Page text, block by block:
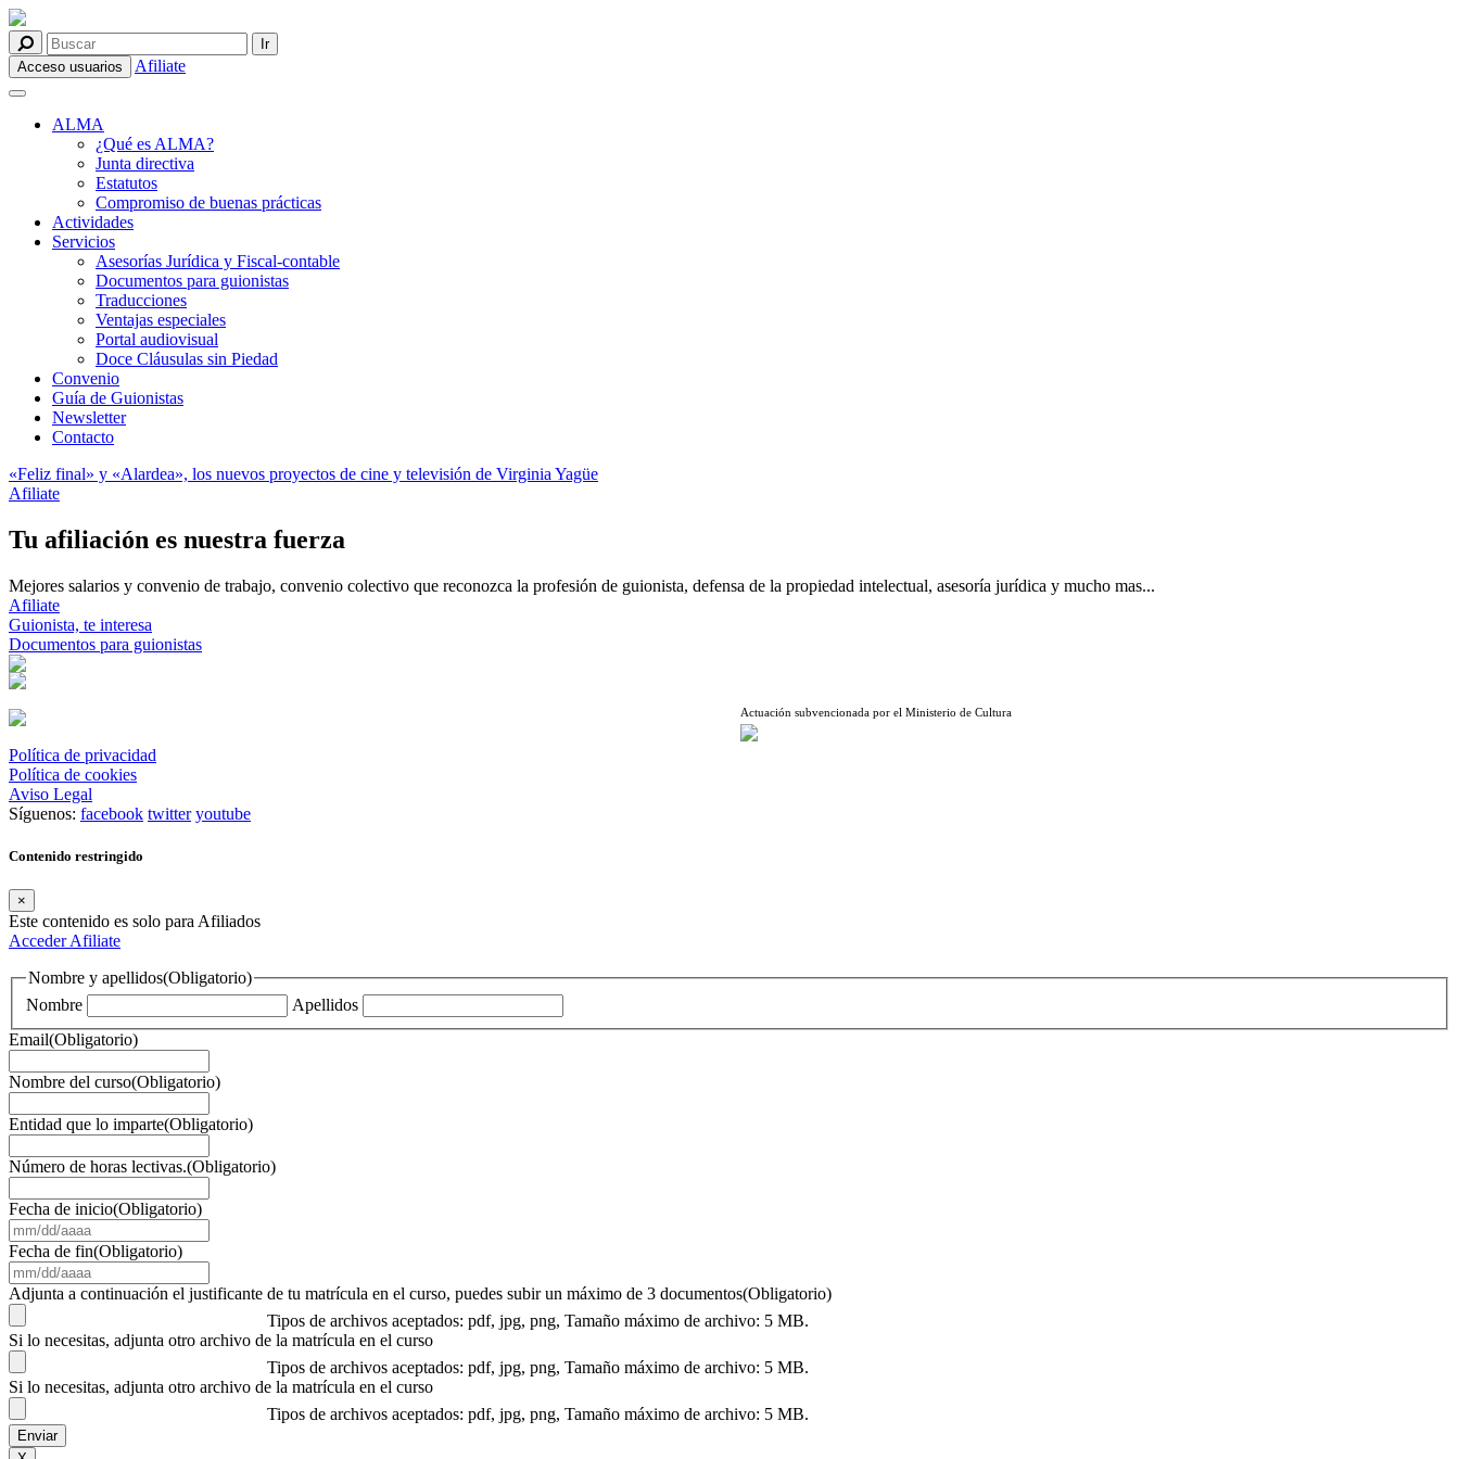
Acceso usuarios Afiliate
ALMA
¿Qué es ALMA?
Junta directiva
Estatutos
Compromiso de buenas prácticas
Actividades
Servicios
Asesorías Jurídica y Fiscal-contable
Documentos para guionistas
Traducciones
Ventajas especiales
Portal audiovisual
Doce Cláusulas sin Piedad
Convenio
Guía de Guionistas
Newsletter
Contacto
«Feliz final» y «Alardea», los nuevos proyectos de cine y televisión de Virginia Yagüe
Afiliate
Tu afiliación es nuestra fuerza
Mejores salarios y convenio de trabajo, convenio colectivo que reconozca la profesión de guionista, defensa de la propiedad intelectual, asesoría jurídica y mucho mas...
Afiliate
Guionista, te interesa
Documentos para guionistas
Actuación subvencionada por el Ministerio de Cultura
Política de privacidad
Política de cookies
Aviso Legal
Síguenos: facebook twitter youtube
Contenido restringido
×
Este contenido es solo para Afiliados
AccederAfiliate
Nombre y apellidos(Obligatorio)
Nombre
Apellidos
Email(Obligatorio)
Nombre del curso(Obligatorio)
Entidad que lo imparte(Obligatorio)
Número de horas lectivas.(Obligatorio)
Fecha de inicio(Obligatorio)
barra
DD
barra
AAAA
Fecha de fin(Obligatorio)
barra
AAAA
Adjunta a continuación el justificante de tu matrícula en el curso, puedes subir un máximo de 3 documentos(Obligatorio)
Tipos de archivos aceptados: pdf, jpg, png, Tamaño máximo de archivo: 5 MB.
Si lo necesitas, adjunta otro archivo de la matrícula en el curso
Tipos de archivos aceptados: pdf, jpg, png, Tamaño máximo de archivo: 5 MB.
Si lo necesitas, adjunta otro archivo de la matrícula en el curso
Tipos de archivos aceptados: pdf, jpg, png, Tamaño máximo de archivo: 5 MB.